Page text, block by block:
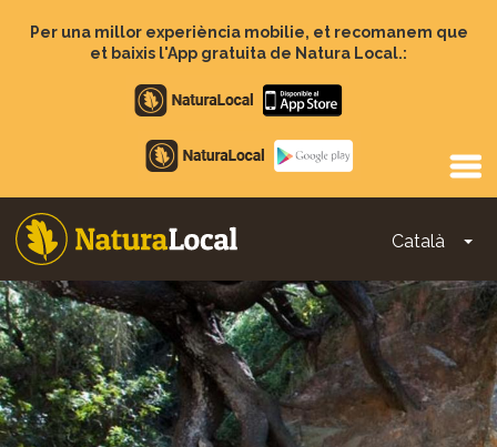
Per una millor experiència mobilie, et recomanem que
et baixis l'App gratuita de Natura Local.:
Apple
store
Google
Play
Català
Main
navigation